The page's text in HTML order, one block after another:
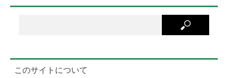
このサイトについて